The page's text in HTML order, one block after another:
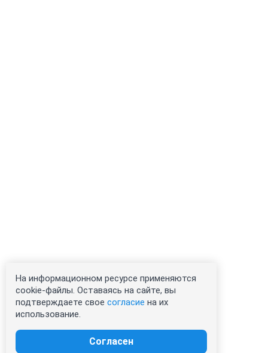
На информационном ресурсе применяются
cookie-файлы. Оставаясь на сайте, вы
подтверждаете свое согласие на их
использование.
Согласен